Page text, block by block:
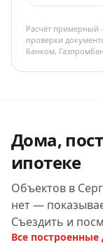
Расчёт примерный
проверки
Банком,
Дома,
ипотеке
Объектов в
нет —
Съездить и
Все